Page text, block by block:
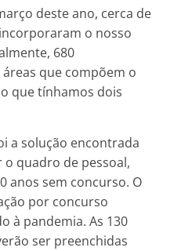
deste ano, cerca de
o nosso
680
que compõem o
que tínhamos dois
a solução encontrada
quadro de pessoal,
anos sem concurso. O
por concurso
à pandemia. As 130
ser preenchidas